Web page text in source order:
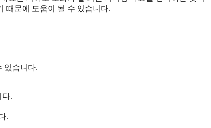
때문에 도움이 될 수 있습니다.
있습니다.
다.
.